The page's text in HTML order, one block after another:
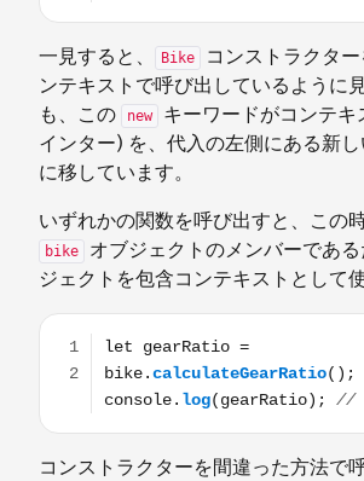
一見すると、 Bike
コンストラクタ
ンテキストで呼び出しているように
も、この
new キーワードがコンテキ
インター) を、代入の左側にある新
に移しています。
いずれかの関数を呼び出すと、この
bike
オブジェクトのメンバーであ
ジェクトを包含コンテキストとして
let gearRatio =
コンストラクターを間違った方法で